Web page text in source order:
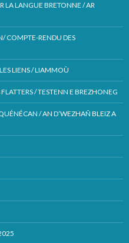
LA LANGUE BRETONNE / AR
COMPTE-RENDU DES
LIENS / LIAMMOÙ
/ TESTENN E BREZHONEG
/ AN D’WEZHAÑ BLEIZ A